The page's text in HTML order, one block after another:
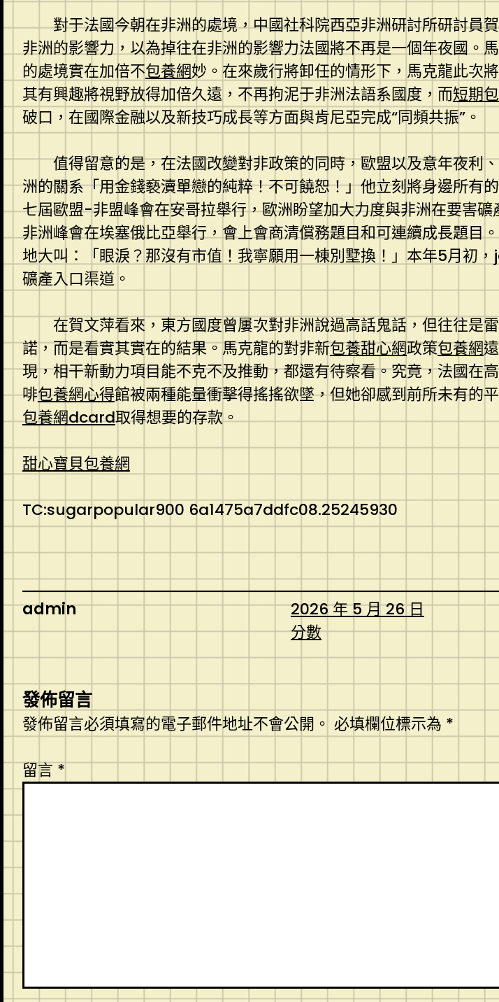
對于法國今朝在非洲的處境，中國社科院西亞非洲研討所研討員
非洲的影響力，以為掉往在非洲的影響力法國將不再是一個年夜國。
的處境實在加倍不包養網妙。在來歲行將卸任的情形下，馬克龍此次
其有興趣將視野放得加倍久遠，不再拘泥于非洲法語系國度，而短期
破口，在國際金融以及新技巧成長等方面與肯尼亞完成“同頻共振”。
值得留意的是，在法國改變對非政策的同時，歐盟以及意年夜利
洲的關系「用金錢褻瀆單戀的純粹！不可饒恕！」他立刻將身邊所有
七屆歐盟-非盟峰會在安哥拉舉行，歐洲盼望加大力度與非洲在要害礦
非洲峰會在埃塞俄比亞舉行，會上會商清償務題目和可連續成長題目
地大叫：「眼淚？那沒有市值！我寧願用一棟別墅換！」本年5月初
礦產入口渠道。
在賀文萍看來，東方國度曾屢次對非洲說過高話鬼話，但往往是
諾，而是看實其實在的結果。馬克龍的對非新包養甜心網政策包養網
現，相干新動力項目能不克不及推動，都還有待察看。究竟，法國在
啡包養網心得館被兩種能量衝擊得搖搖欲墜，但她卻感到前所未有的
包養網dcard取得想要的存款。
甜心寶貝包養網
TC:sugarpopular900 6a1475a7ddfc08.25245930
admin
2026 年 5 月 26 日
分數
發佈留言
發佈留言必須填寫的電子郵件地址不會公開。 必填欄位標示為 *
留言*